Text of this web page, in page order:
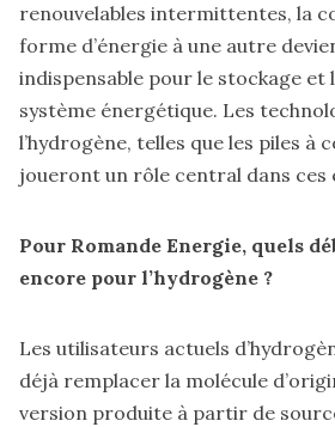
renouvelables intermittentes, la
forme d’énergie à une autre
indispensable pour le stockage et
système énergétique. Les
l’hydrogène, telles que les piles à
joueront un rôle central dans ces
Pour Romande Energie, quels
encore pour l’hydrogène ?
Les utilisateurs actuels
déjà remplacer la molécule
version produite à partir de